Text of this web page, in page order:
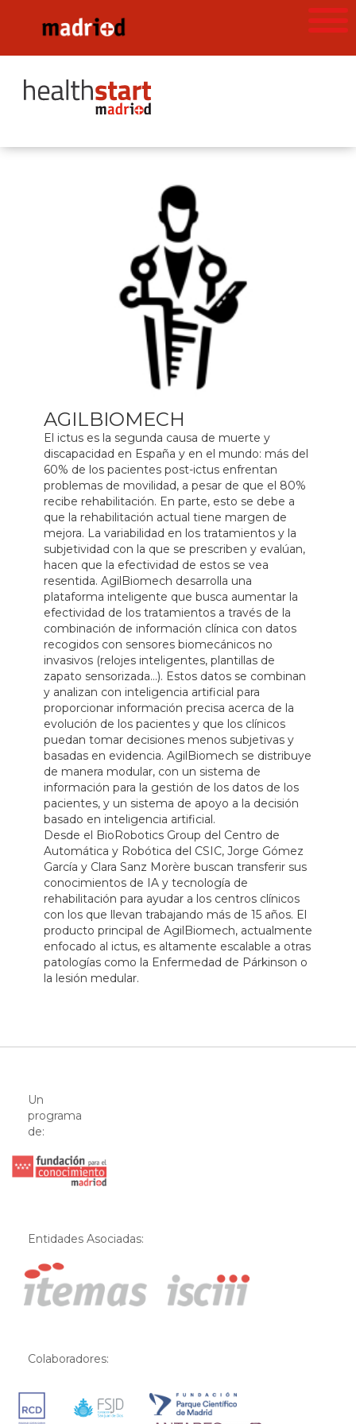
AGILBIOMECH
El ictus es la segunda causa de muerte y
discapacidad en España y en el mundo: más del
60% de los pacientes post-ictus enfrentan
problemas de movilidad, a pesar de que el 80%
recibe rehabilitación. En parte, esto se debe a
que la rehabilitación actual tiene margen de
mejora. La variabilidad en los tratamientos y la
subjetividad con la que se prescriben y evalúan,
hacen que la efectividad de estos se vea
resentida. AgilBiomech desarrolla una
plataforma inteligente que busca aumentar la
efectividad de los tratamientos a través de la
combinación de información clínica con datos
recogidos con sensores biomecánicos no
invasivos (relojes inteligentes, plantillas de
zapato sensorizada…). Estos datos se combinan
y analizan con inteligencia artificial para
proporcionar información precisa acerca de la
evolución de los pacientes y que los clínicos
puedan tomar decisiones menos subjetivas y
basadas en evidencia. AgilBiomech se distribuye
de manera modular, con un sistema de
información para la gestión de los datos de los
pacientes, y un sistema de apoyo a la decisión
basado en inteligencia artificial.
Desde el BioRobotics Group del Centro de
Automática y Robótica del CSIC, Jorge Gómez
García y Clara Sanz Morère buscan transferir sus
conocimientos de IA y tecnología de
rehabilitación para ayudar a los centros clínicos
con los que llevan trabajando más de 15 años. El
producto principal de AgilBiomech, actualmente
enfocado al ictus, es altamente escalable a otras
patologías como la Enfermedad de Párkinson o
la lesión medular.
Un
programa
de:
Entidades Asociadas:
Colaboradores: